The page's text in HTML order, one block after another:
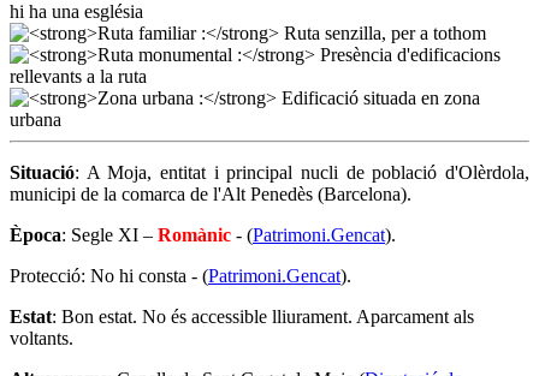
Situació: A Moja, entitat i principal nucli de població d'Olèrdola,
municipi de la comarca de l'Alt Penedès (Barcelona).
Època: Segle XI – Romànic - (Patrimoni.Gencat).
Protecció: No hi consta - (Patrimoni.Gencat).
Estat: Bon estat. No és accessible lliurament. Aparcament als
voltants.